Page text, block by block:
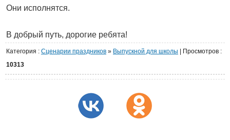
Они исполнятся.
В добрый путь, дорогие ребята!
Категория : Сценарии праздников » Выпускной для школы Просмотров :
10313